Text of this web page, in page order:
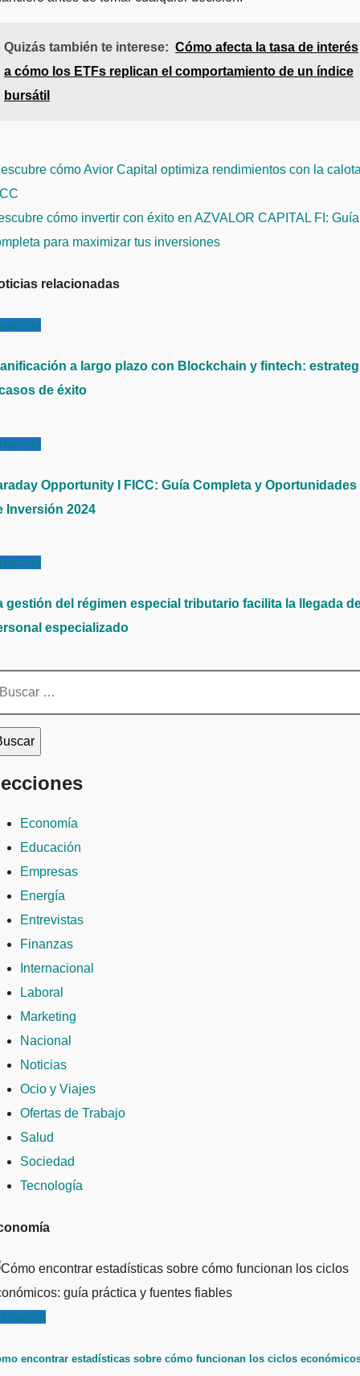
Quizás también te interese: Cómo afecta la tasa de interés
a cómo los ETFs replican el comportamiento de un índice
bursátil
cómo Avior Capital optimiza rendimientos con la
cómo invertir con éxito en AZVALOR CAPITAL FI: Guía
para maximizar tus inversiones
relacionadas
a largo plazo con Blockchain y fintech:
de éxito
Opportunity I FICC: Guía Completa y Oportunidades
Inversión 2024
gestión del régimen especial tributario facilita la llegada
especializado
Economía
Educación
Empresas
Energía
Entrevistas
Finanzas
Internacional
Laboral
Marketing
Nacional
Noticias
Ocio y Viajes
Ofertas de Trabajo
Salud
Sociedad
Tecnología
encontrar estadísticas sobre cómo funcionan los ciclos